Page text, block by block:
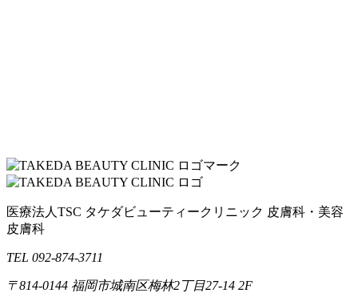
医療法人TSC タケダビューティークリニック 皮膚科・美容
皮膚科
TEL 092-874-3711
〒814-0144 福岡市城南区梅林2丁目27-14 2F